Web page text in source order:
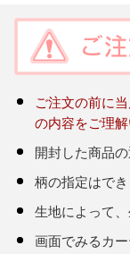
ご注文の前に
の内容をご理
開封した商品
柄の指定はで
生地によって
画面でみるカ